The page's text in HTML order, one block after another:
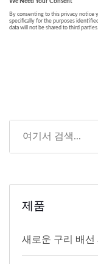
제품
새로운 구리 배선